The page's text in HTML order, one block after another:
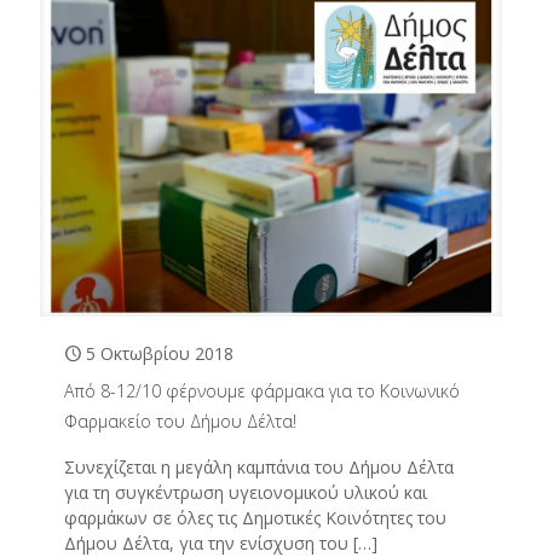
5 Οκτωβρίου 2018
Από 8-12/10 φέρνουμε φάρμακα για το Κοινωνικό
Φαρμακείο του Δήμου Δέλτα!
Συνεχίζεται η μεγάλη καμπάνια του Δήμου Δέλτα
για τη συγκέντρωση υγειονομικού υλικού και
φαρμάκων σε όλες τις Δημοτικές Κοινότητες του
Δήμου Δέλτα, για την ενίσχυση του […]